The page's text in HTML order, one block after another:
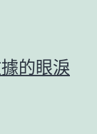
的眼淚